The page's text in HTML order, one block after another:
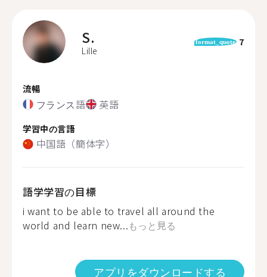
S.
Lille
format_quote 7
流暢
フランス語 英語
学習中の言語
中国語（簡体字）
語学学習の目標
i want to be able to travel all around the
world and learn new...もっと見る
アプリをダウンロードする